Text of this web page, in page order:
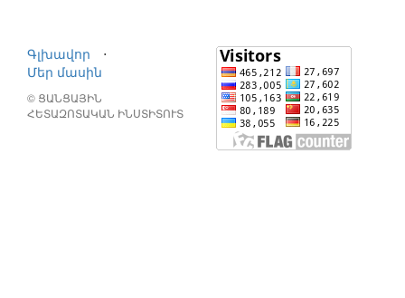
Գլխավոր
⋅
Մեր մասին
© ՑԱՆՑԱՅԻՆ
ՀԵՏԱԶՈՏԱԿԱՆ ԻՆՍՏԻՏՈՒՏ